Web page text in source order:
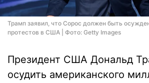
Трамп заявил, что Сорос должен быть
протестов в США | Фото: Getty Images
Президент США Дональд
осудить американского